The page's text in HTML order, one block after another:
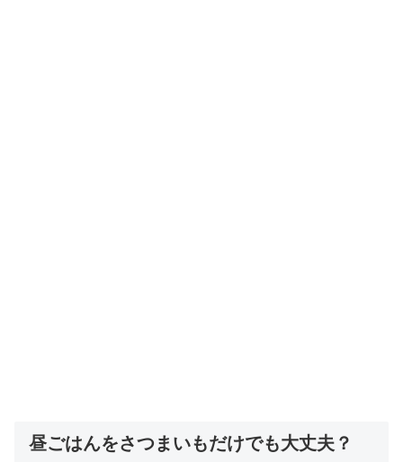
昼ごはんをさつまいもだけでも大丈夫？